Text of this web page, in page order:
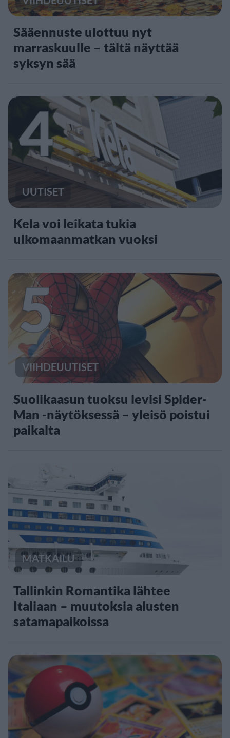
Sääennuste ulottuu nyt
marraskuulle – tältä näyttää
syksyn sää
4
UUTISET
Kela voi leikata tukia
ulkomaanmatkan vuoksi
5
VIIHDEUUTISET
Suolikaasun tuoksu levisi Spider-
Man -näytöksessä – yleisö poistui
paikalta
MATKAILU
Tallinkin Romantika lähtee
Italiaan – muutoksia alusten
satamapaikoissa